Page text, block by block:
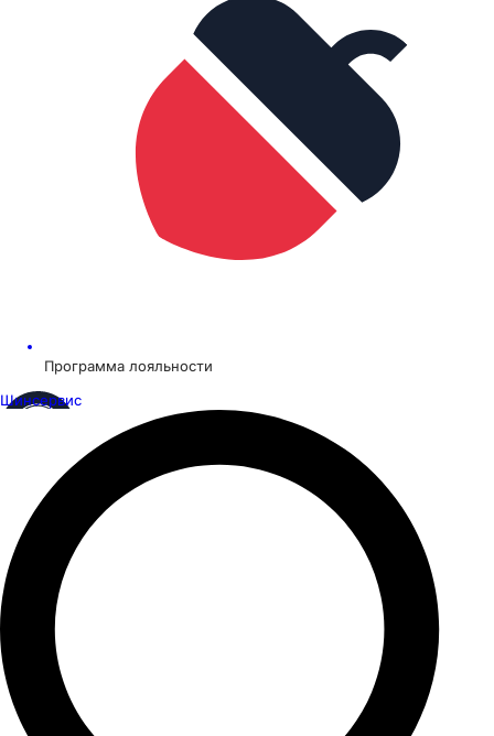
Программа лояльности
Шинсервис